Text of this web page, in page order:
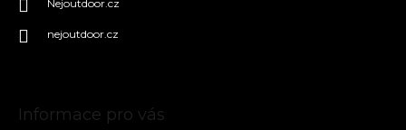
Nejoutdoor.cz
nejoutdoor.cz
Informace pro vás